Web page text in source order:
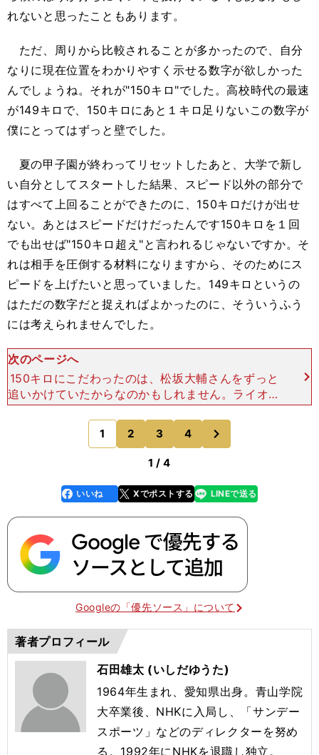
れないと思ったこともあります。
ただ、周りから比較されることが多かったので、自分
なりに現在位置をわかりやすく示せる数字が欲しかった
んでしょうね。それが"150キロ"でした。高校時代の最速
が149キロで、150キロにあと１キロ足りないこの数字が
僕にとってはずっと壁でした。
夏の甲子園が終わってリセットしたあと、大学で新し
い自分としてスタートした結果、スピード以外の部分で
はすべて上回ることができたのに、150キロだけが出せ
ない。あとはスピードだけだったんです150キロを１回
でも出せば"150キロ超え"と言われるじゃないですか。そ
れは相手を圧倒する材料になりますから、そのためにス
ピードを上げたいと思っていました。149キロというの
はただの数字だと捉えればよかったのに、そういうふう
には考えられませんでした。
次のページへ
150キロにこだわったのは、松坂大輔さんをずっと
追いかけていたからなのかもしれません。ライオン
ズ時代の松坂さんは150キロの真っすぐをバンバン
投げて、スライダーもチェンジアップも自由自在に
操っていまし
1 2 3 4
のページへ
1 / 4
faceboo
k
いいね Xでポストする
line LINEで送る
Googleの「優先ソース」について
著者プロフィール
石田雄太 (いしだゆうた)
1964年生まれ、愛知県出身。青山学院
大卒業後、NHKに入局し、「サンデー
スポーツ」などのディレクターを努め
る。1992年にNHKを退職し独立。